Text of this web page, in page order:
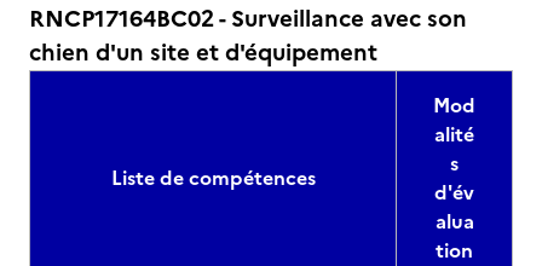
RNCP17164BC02 - Surveillance avec son
chien d'un site et d'équipement
Liste de compétences
Mod
alité
s
d'év
alua
tion